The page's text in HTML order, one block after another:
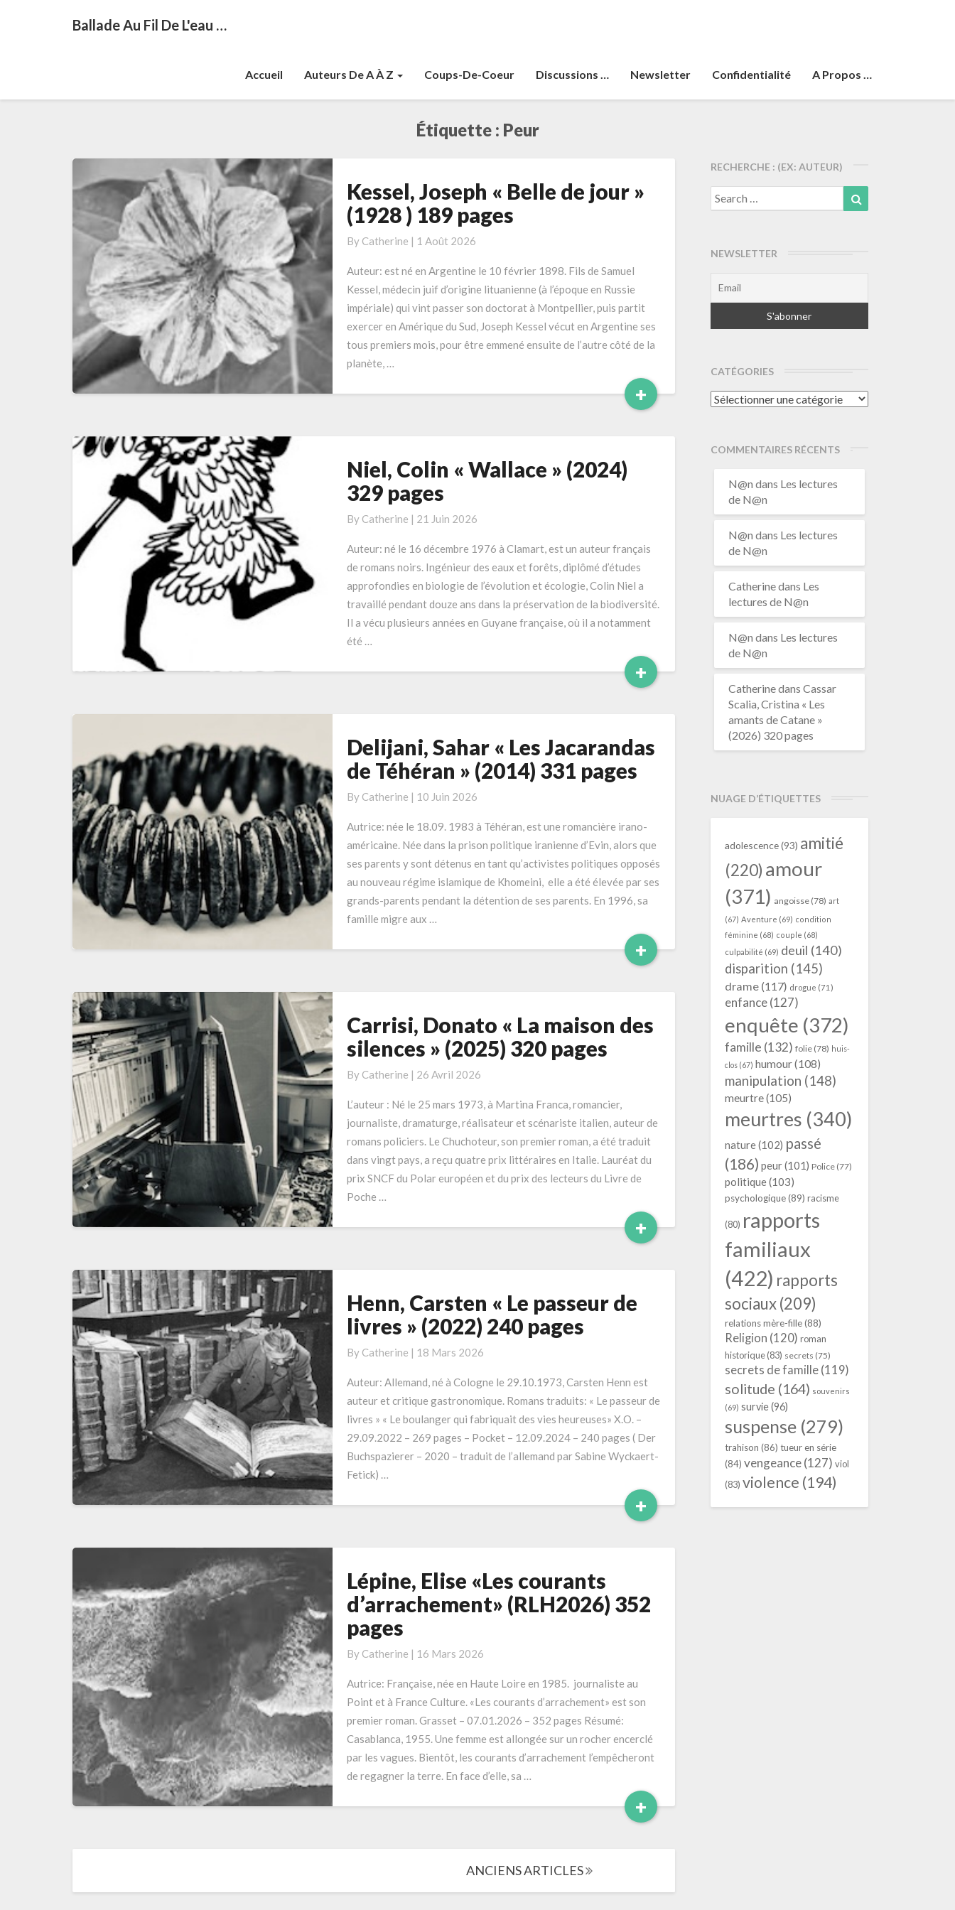
Ballade Au Fil De L'eau …
Accueil Auteurs De A À Z Coups-De-Coeur Discussions … Newsletter Confidentialité A Propos …
Étiquette : Peur
Kessel,
Joseph
« Belle
de
(1928
)
189
pages
Kessel, Joseph « Belle de jour »
(1928 ) 189 pages
By Catherine | 1 Août 2026
Auteur: est né en Argentine le 10 février 1898. Fils de Samuel
Kessel, médecin juif d’origine lituanienne (à l’époque en Russie
impériale) qui vint passer son doctorat à Montpellier, puis partit
exercer en Amérique du Sud, Joseph Kessel vécut en Argentine ses
tous premiers mois, pour être emmené ensuite de l’autre côté de la
planète, …
+Read
More
Niel,
Colin
« Wallace »
(2024)
pages
Niel, Colin « Wallace » (2024)
329 pages
By Catherine | 21 Juin 2026
Auteur: né le 16 décembre 1976 à Clamart, est un auteur français
de romans noirs. Ingénieur des eaux et forêts, diplômé d’études
approfondies en biologie de l’évolution et écologie, Colin Niel a
travaillé pendant douze ans dans la préservation de la biodiversité.
Il a vécu plusieurs années en Guyane française, où il a notamment
été …
+Read
More
Delijani,
Sahar
« Les
Jacarandas
Téhéran »
(2014)
331
pages
Delijani, Sahar « Les Jacarandas
de Téhéran » (2014) 331 pages
By Catherine | 10 Juin 2026
Autrice: née le 18.09. 1983 à Téhéran, est une romancière irano-
américaine. Née dans la prison politique iranienne d’Evin, alors que
ses parents y sont détenus en tant qu’activistes politiques opposés
au nouveau régime islamique de Khomeini, elle a été élevée par ses
grands-parents pendant la détention de ses parents. En 1996, sa
famille migre aux …
+Read
More
Carrisi,
Donato
« La
maison
silences »
(2025)
320
pages
Carrisi, Donato « La maison des
silences » (2025) 320 pages
By Catherine | 26 Avril 2026
L’auteur : Né le 25 mars 1973, à Martina Franca, romancier,
journaliste, dramaturge, réalisateur et scénariste italien, auteur de
romans policiers. Le Chuchoteur, son premier roman, a été traduit
dans vingt pays, a reçu quatre prix littéraires en Italie. Lauréat du
prix SNCF du Polar européen et du prix des lecteurs du Livre de
Poche …
+Read
More
Henn,
Carsten
«
Le
de
livres
»
(2022)
240
pages
Henn, Carsten « Le passeur de
livres » (2022) 240 pages
By Catherine | 18 Mars 2026
Auteur: Allemand, né à Cologne le 29.10.1973, Carsten Henn est
auteur et critique gastronomique. Romans traduits: « Le passeur de
livres » « Le boulanger qui fabriquait des vies heureuses» X.O. –
29.09.2022 – 269 pages – Pocket – 12.09.2024 – 240 pages ( Der
Buchspazierer – 2020 – traduit de l’allemand par Sabine Wyckaert-
Fetick) …
+Read
More
Lépine,
Elise
«Les
courants
d’arrachement»
352
pages
Lépine, Elise «Les courants
d’arrachement» (RLH2026) 352
pages
By Catherine | 16 Mars 2026
Autrice: Française, née en Haute Loire en 1985. journaliste au
Point et à France Culture. «Les courants d’arrachement» est son
premier roman. Grasset – 07.01.2026 – 352 pages Résumé:
Casablanca, 1955. Une femme est allongée sur un rocher encerclé
par les vagues. Bientôt, les courants d’arrachement l’empêcheront
de regagner la terre. En face d’elle, sa …
+Read
More
ANCIENS ARTICLES
RECHERCHE : (EX: AUTEUR)
Search
for:
NEWSLETTER
CATÉGORIES
Catégories
COMMENTAIRES RÉCENTS
N@n dans Les lectures
de N@n
N@n dans Les lectures
de N@n
Catherinedans Les
lectures de N@n
N@n dans Les lectures
de N@n
Catherinedans Cassar
Scalia, Cristina « Les
amants de Catane »
(2026) 320 pages
NUAGE D’ÉTIQUETTES
adolescence(93) amitié
(220) amour
(371) angoisse(78) art
(67) Aventure (69) condition
féminine (68) couple (68)
culpabilité (69) deuil (140)
disparition (145)
drame(117) drogue (71)
enfance(127)
enquête (372)
famille (132) folie(78) huis-
clos(67) humour(108)
manipulation (148)
meurtre(105)
meurtres (340)
nature(102) passé
(186) peur(101) Police(77)
politique(103)
psychologique(89) racisme
(80) rapports
familiaux
(422) rapports
sociaux(209)
relations mère-fille(88)
Religion (120) roman
historique(83) secrets (75)
secrets de famille(119)
solitude (164) souvenirs
(69) survie(96)
suspense(279)
trahison (86) tueur en série
(84) vengeance(127) viol
(83) violence (194)